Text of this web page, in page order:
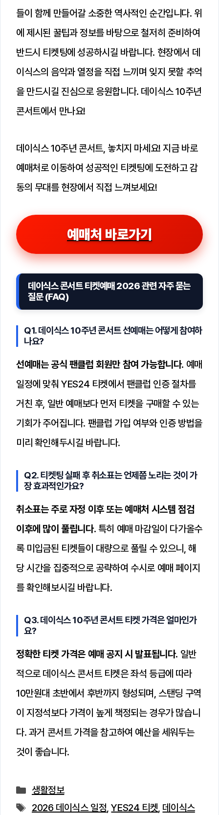
들이 함께 만들어갈 소중한 역사적인 순간입니다. 위
에 제시된 꿀팁과 정보를 바탕으로 철저히 준비하여
반드시 티켓팅에 성공하시길 바랍니다. 현장에서 데
이식스의 음악과 열정을 직접 느끼며 잊지 못할 추억
을 만드시길 진심으로 응원합니다. 데이식스 10주년
콘서트에서 만나요!
데이식스 10주년 콘서트, 놓치지 마세요! 지금 바로
예매처로 이동하여 성공적인 티켓팅에 도전하고 감
동의 무대를 현장에서 직접 느껴보세요!
예매처 바로가기
데이식스 콘서트 티켓예매 2026 관련 자주 묻는
질문 (FAQ)
Q1. 데이식스 10주년 콘서트 선예매는 어떻게 참여하
나요?
선예매는 공식 팬클럽 회원만 참여 가능합니다. 예매
일정에 맞춰 YES24 티켓에서 팬클럽 인증 절차를
거친 후, 일반 예매보다 먼저 티켓을 구매할 수 있는
기회가 주어집니다. 팬클럽 가입 여부와 인증 방법을
미리 확인해두시길 바랍니다.
Q2. 티켓팅 실패 후 취소표는 언제쯤 노리는 것이 가
장 효과적인가요?
취소표는 주로 자정 이후 또는 예매처 시스템 점검
이후에 많이 풀립니다. 특히 예매 마감일이 다가올수
록 미입금된 티켓들이 대량으로 풀릴 수 있으니, 해
당 시간을 집중적으로 공략하여 수시로 예매 페이지
를 확인해보시길 바랍니다.
Q3. 데이식스 10주년 콘서트 티켓 가격은 얼마인가
요?
정확한 티켓 가격은 예매 공지 시 발표됩니다. 일반
적으로 데이식스 콘서트 티켓은 좌석 등급에 따라
10만원대 초반에서 후반까지 형성되며, 스탠딩 구역
이 지정석보다 가격이 높게 책정되는 경우가 많습니
다. 과거 콘서트 가격을 참고하여 예산을 세워두는
것이 좋습니다.
카
테
생활정보
태
2026 데이식스 일정,YES24 티켓, 데이식스